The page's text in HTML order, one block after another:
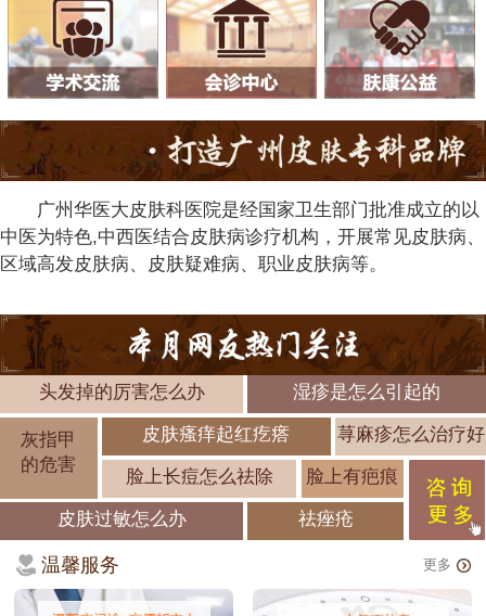
广州华医大皮肤科医院是经国家卫生部门批准成立的以
中医为特色,中西医结合皮肤病诊疗机构，开展常见皮肤病、
区域高发皮肤病、皮肤疑难病、职业皮肤病等。
头发掉的厉害怎么办 湿疹是怎么引起的
灰指甲
的危害
皮肤瘙痒起红疙瘩 荨麻疹怎么治疗好
脸上长痘怎么祛除 脸上有疤痕
皮肤过敏怎么办 祛痤疮
温馨服务 更多